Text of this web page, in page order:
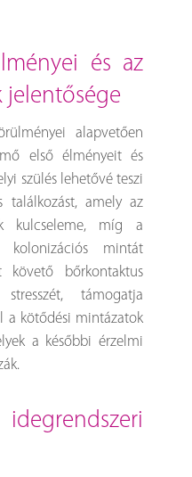
jelentősége
alapvetően
első élményeit és
szülés lehetővé teszi
találkozást, amely az
kulcseleme, míg a
kolonizációs mintát
követő bőrkontaktus
támogatja
a kötődési mintázatok
a későbbi érzelmi